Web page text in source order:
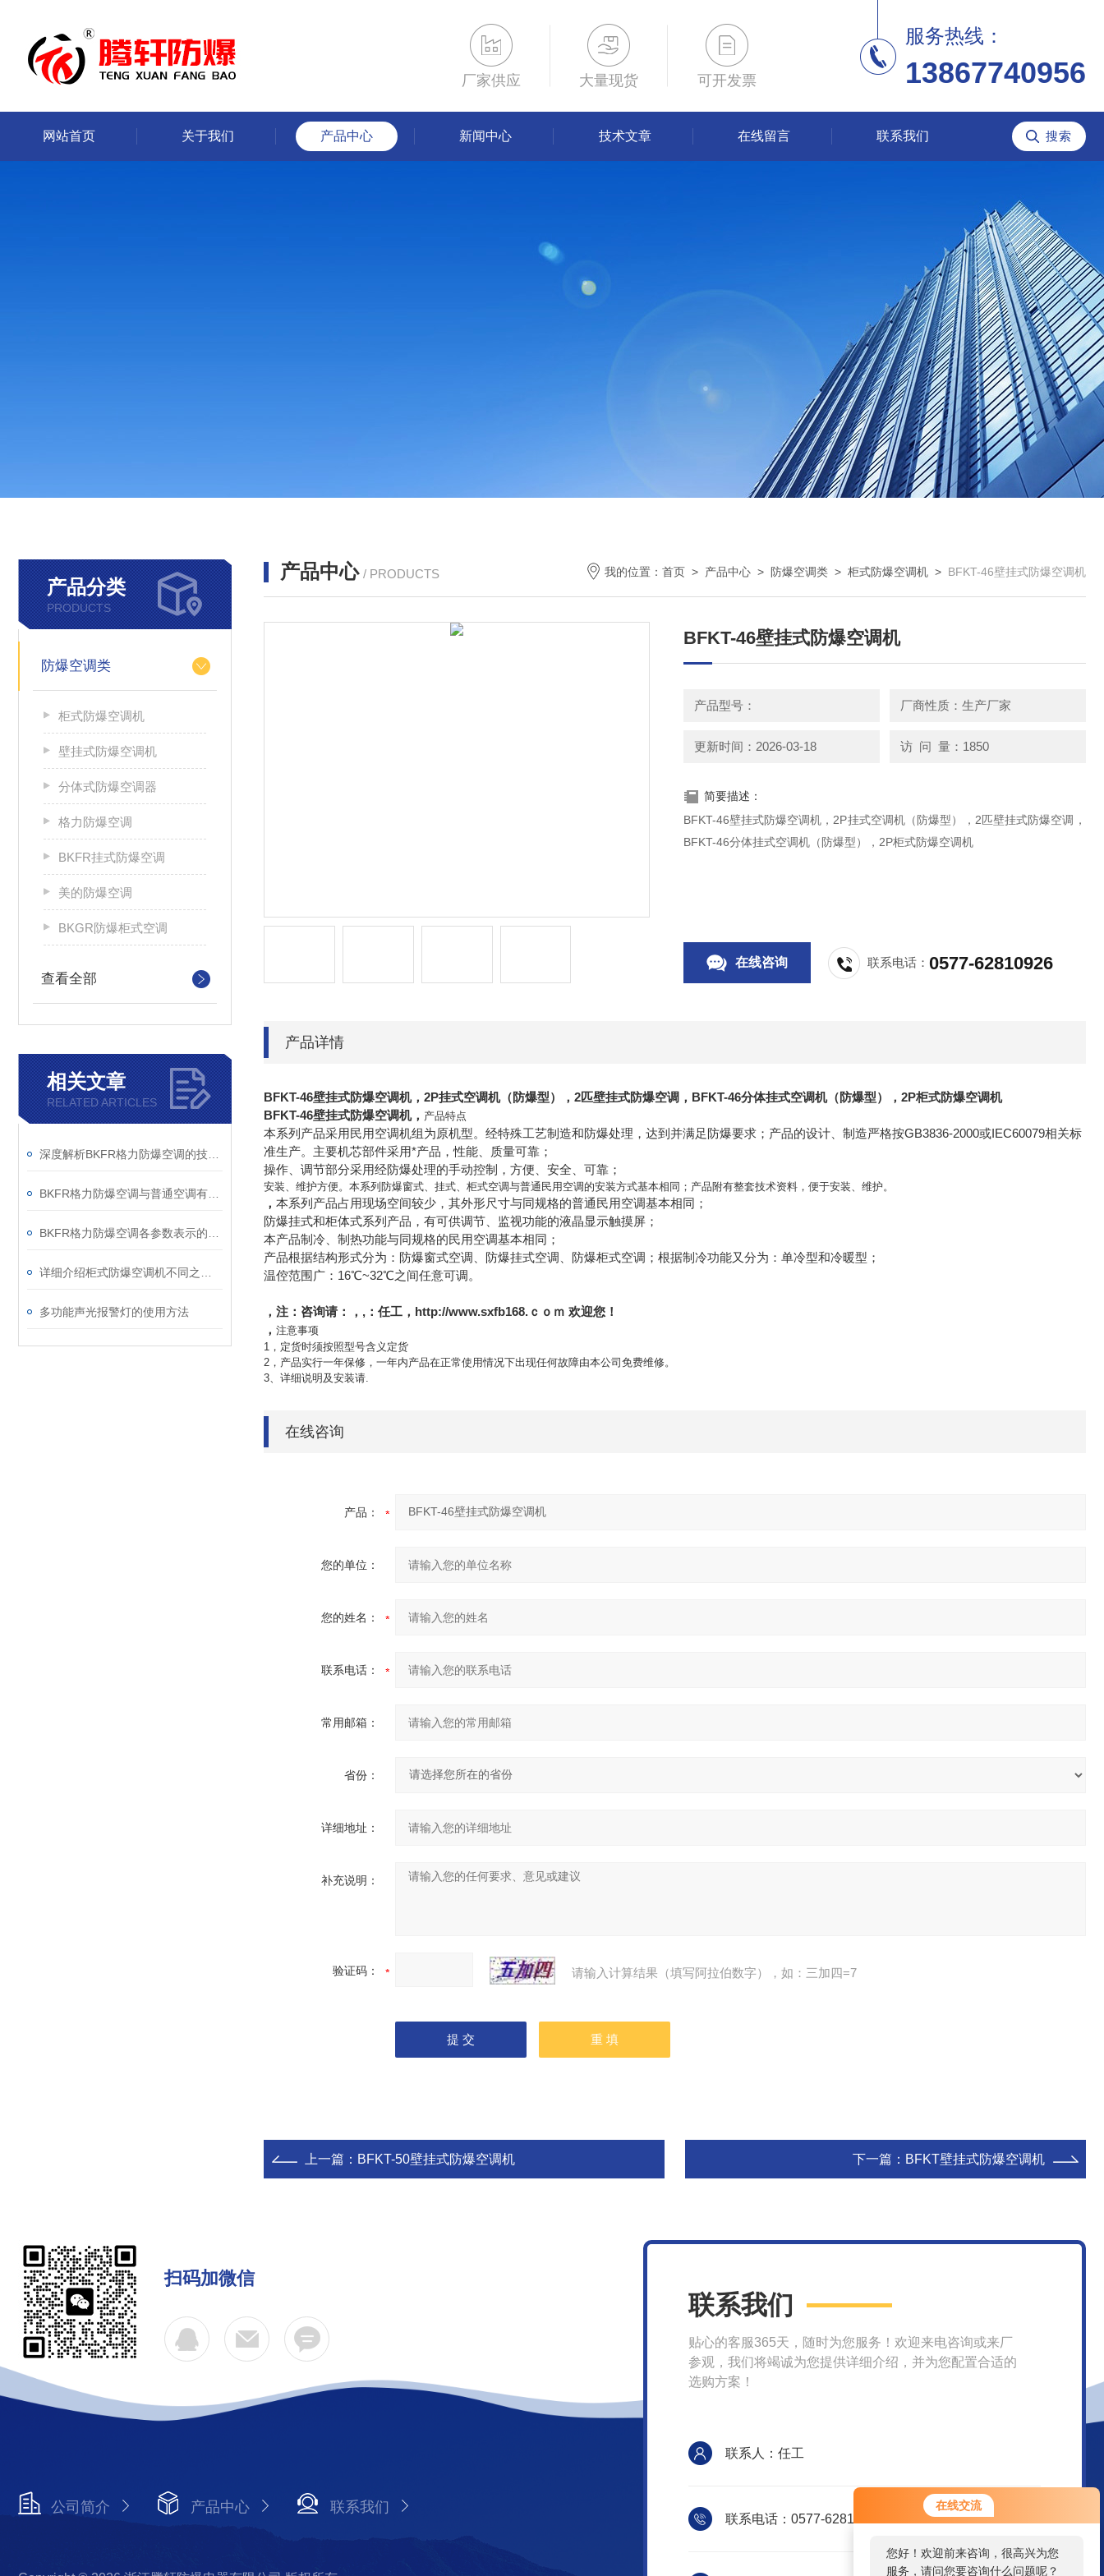
在线交流
您好！欢迎前来咨询，很高兴为您
服务，请问您要咨询什么问题呢？
厂家供应 大量现货 可开发票
服务热线：
13867740956
网站首页 关于我们 产品中心 新闻中心 技术文章 在线留言 联系我们
产品分类
PRODUCTS
防爆空调类
柜式防爆空调机
壁挂式防爆空调机
分体式防爆空调器
格力防爆空调
BKFR挂式防爆空调
美的防爆空调
BKGR防爆柜式空调
查看全部
相关文章
RELATED ARTICLES
多功能声光报警灯的使用方法
产品中心 / PRODUCTS 我的位置： 首页 > 产品中心 > 防爆空调类 > 柜式防爆空调机 > BFKT-46壁挂式防爆空调机
BFKT-46壁挂式防爆空调机
产品型号： 厂商性质：生产厂家
更新时间：2026-03-18 访 问 量：1850
简要描述：
BFKT-46壁挂式防爆空调机，2P挂式空调机（防爆型），2匹壁挂式防爆空调，
BFKT-46分体挂式空调机（防爆型），2P柜式防爆空调机
在线咨询 联系电话：0577-62810926
产品详情
BFKT-46壁挂式防爆空调机，2P挂式空调机（防爆型），2匹壁挂式防爆空调，BFKT-46分体挂式空调机（防爆型），2P柜式防爆空调机
BFKT-46壁挂式防爆空调机， 产品特点
本系列产品采用民用空调机组为原机型。经特殊工艺制造和防爆处理，达到并满足防爆要求；产品的设计、制造严格按GB3836-2000或IEC60079相关标
准生产。主要机芯部件采用*产品，性能、质量可靠；
操作、调节部分采用经防爆处理的手动控制，方便、安全、可靠；
安装、维护方便。本系列防爆窗式、挂式、柜式空调与普通民用空调的安装方式基本相同；产品附有整套技术资料，便于安装、维护。
， 本系列产品占用现场空间较少，其外形尺寸与同规格的普通民用空调基本相同；
防爆挂式和柜体式系列产品，有可供调节、监视功能的液晶显示触摸屏；
本产品制冷、制热功能与同规格的民用空调基本相同；
产品根据结构形式分为：防爆窗式空调、防爆挂式空调、防爆柜式空调；根据制冷功能又分为：单冷型和冷暖型；
温倥范围广：16℃~32℃之间任意可调。
，注：咨询请：，,：任工，http://www.sxfb168.ｃｏｍ 欢迎您！
， 注意事项
1，定货时须按照型号含义定货
2，产品实行一年保修，一年内产品在正常使用情况下出现任何故障由本公司免费维修。
3、详细说明及安装请.
在线咨询
产品：
您的单位：
您的姓名：
联系电话：
常用邮箱：
省份：
详细地址：
补充说明：
验证码： 请输入计算结果（填写阿拉伯数字），如：三加四=7
上一篇： BFKT-50壁挂式防爆空调机 下一篇： BFKT壁挂式防爆空调机
扫码加微信
公司简介 产品中心 联系我们
联系我们
贴心的客服365天，随时为您服务！欢迎来电咨询或来厂
参观，我们将竭诚为您提供详细介绍，并为您配置合适的
选购方案！
联系人：任工
联系电话：0577-62810926